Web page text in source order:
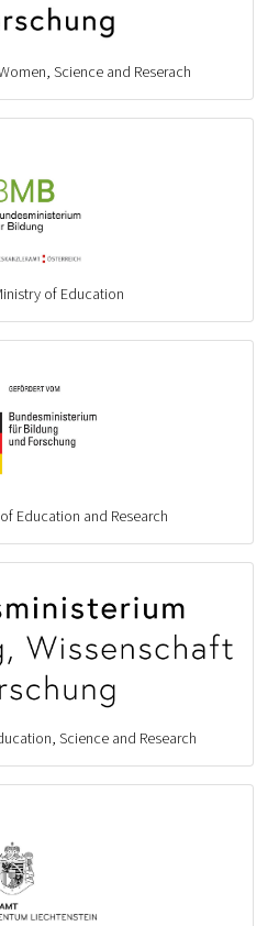
Science and Reserach
of Education
Education and Research
Science and Research